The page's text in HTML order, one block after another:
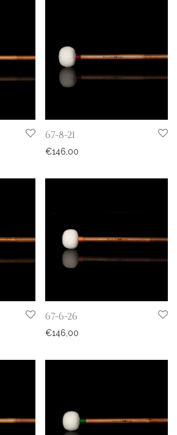
67-8-21
€146,00
67-6-26
€146,00